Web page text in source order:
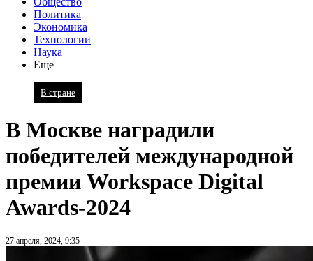
Политика
Экономика
Технологии
Наука
Еще
В стране
В Москве наградили
победителей международной
премии Workspace Digital
Awards-2024
27 апреля, 2024, 9:35